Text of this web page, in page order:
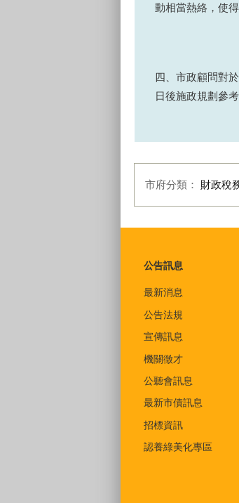
動相當熱絡，使
四、市政顧問對
日後施政規劃參考
市府分類： 財政稅
公告訊息
最新消息
公告法規
宣傳訊息
機關徵才
公聽會訊息
最新市債訊息
招標資訊
認養綠美化專區